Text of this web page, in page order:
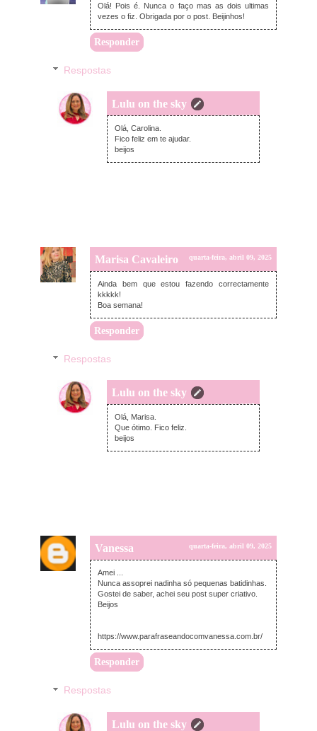
Olá! Pois é. Nunca o faço mas as dois ultimas
vezes o fiz. Obrigada por o post. Beijinhos!
Responder
Respostas
Lulu on the sky
domingo, abril 13, 2025
Olá, Carolina.
Fico feliz em te ajudar.
beijos
Marisa Cavaleiro quarta-feira, abril 09, 2025
Ainda bem que estou fazendo correctamente
kkkkk!
Boa semana!
Responder
Respostas
Lulu on the sky
domingo, abril 13, 2025
Olá, Marisa.
Que ótimo. Fico feliz.
beijos
Vanessa quarta-feira, abril 09, 2025
Amei ...
Nunca assoprei nadinha só pequenas batidinhas.
Gostei de saber, achei seu post super criativo.
Beijos
https://www.parafraseandocomvanessa.com.br/
Responder
Respostas
Lulu on the sky